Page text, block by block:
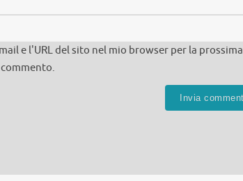
e l'URL del sito nel mio browser per la prossima